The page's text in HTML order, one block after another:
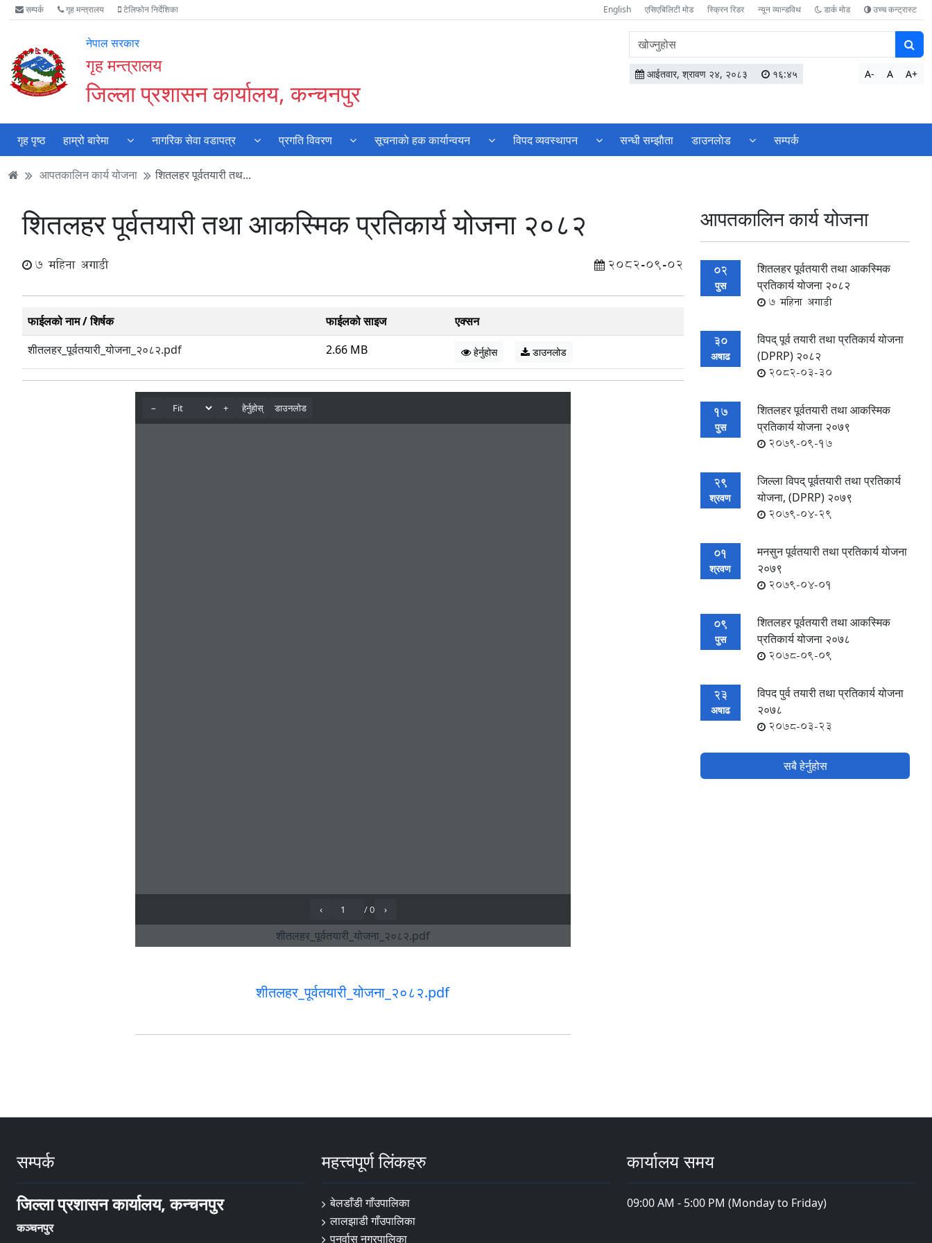
Accessibility
Mode
गर्नुहोस्
मुख्य
सामाग्री
मुख्य
नेभिगेसन
वेबसाइट
खोजमा
सम्पर्क गृह मन्त्रालय टेलिफोन निर्देशिका English एसिएबिलिटी मोड स्क्रिन रिडर न्यून व्यान्डविथ डार्क मोड उच्च कन्ट्रास्ट
नेपाल सरकार
गृह मन्त्रालय
जिल्ला प्रशासन कार्यालय, कन्चनपुर
वेबसाइटमा
सामग्री
खोज्नुहोस
आईतवार, श्रावण २४, २०८३ १६:४५ A- A A+
गृह पृष्ठ हाम्रो बारेमा नागरिक सेवा वडापत्र प्रगति विवरण सूचनाकाे हक कार्यान्वयन विपद व्यवस्थापन सन्धी सम्झाैता डाउनलाेड सम्पर्क
आपतकालिन कार्य योजना शितलहर पूर्वतयारी तथ...
शितलहर पूर्वतयारी तथा आकस्मिक प्रतिकार्य योजना २०८२
7 महिना अगाडी 2082-09-02
फाईलको नाम / शिर्षक फाईलको साइज
एक्सन
शीतलहर_पूर्वतयारी_योजना_२०८२.pdf
2.66 MB हेर्नुहोस डाउनलोड
शीतलहर_पूर्वतयारी_योजना_२०८२.pdf
आपतकालिन कार्य योजना
02
पुस
शितलहर पूर्वतयारी तथा आकस्मिक
प्रतिकार्य योजना २०८२
7 महिना अगाडी
30
अषाढ
विपद् पूर्व तयारी तथा प्रतिकार्य योजना
(DPRP) २०८२
2082-03-30
17
पुस
शितलहर पूर्वतयारी तथा आकस्मिक
प्रतिकार्य योजना २०७९
2079-09-17
29
श्रवण
जिल्ला विपद् पूर्वतयारी तथा प्रतिकार्य
योजना, (DPRP) २०७९
2079-04-29
01
श्रवण
मनसुन पूर्वतयारी तथा प्रतिकार्य योजना
२०७९
2079-04-01
09
पुस
शितलहर पूर्वतयारी तथा आकस्मिक
प्रतिकार्य योजना २०७८
2078-09-09
23
अषाढ
विपद पुर्व तयारी तथा प्रतिकार्य योजना
२०७८
2078-03-23
सबै हेर्नुहोस
सम्पर्क
जिल्ला प्रशासन कार्यालय, कन्चनपुर
कञ्चनपुर
महत्त्वपूर्ण लिंकहरु
बेलडाँडी गाँउपालिका
लालझाडी गाँउपालिका
पुनर्वास नगरपालिका
कार्यालय समय
09:00 AM - 5:00 PM (Monday to Friday)